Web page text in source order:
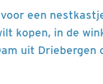
een
kopen, in de
uit Driebergen